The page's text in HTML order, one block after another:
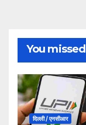
You missed
दिल्ली / एनसीआर